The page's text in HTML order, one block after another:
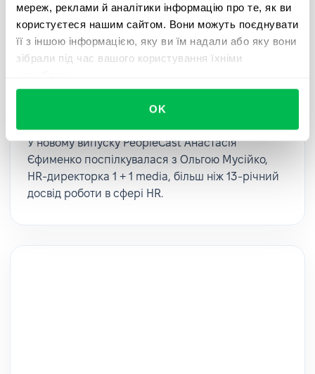
мереж, реклами й аналітики інформацію про те, як ви
користуєтеся нашим сайтом. Вони можуть поєднувати
її з іншою інформацією, яку ви їм надали або яку вони
зібрали під час вашого користування їхніми
OK
PeopleCast Тривалість 24 хвилини
У новому випуску PeopleCast Анастасія
Єфименко поспілкувалася з Ольгою Мусійко,
HR-директорка 1 + 1 media, більш ніж 13-річний
досвід роботи в сфері HR.